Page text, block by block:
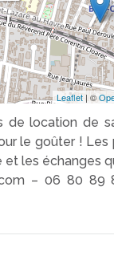
Leaflet| ©
de location de
le goûter ! Les
les échanges
– 06 80 89